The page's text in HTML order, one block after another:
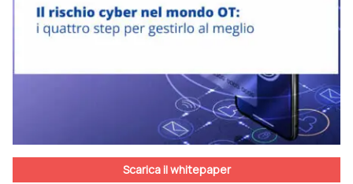
Scarica il whitepaper